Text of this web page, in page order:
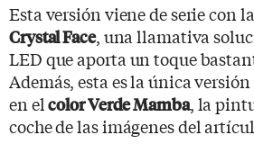
Esta versión viene de serie con la
Crystal Face, una llamativa
LED que aporta un toque
Además, esta es la única
en elcolor Verde Mamba, la
coche de las imágenes del